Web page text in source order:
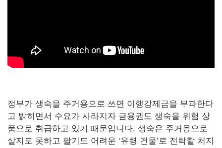
정부가 생숙을 주거용으로 쓰면 이행강제금을 부과한다
고 밝히면서 수요가 사라지자 금융권도 생숙을 위험 상
품으로 취급하고 있기 때문입니다. 생숙은 주거용으로
살지도 못하고 팔기도 어려운 ‘유령 건물’로 전락할 처지